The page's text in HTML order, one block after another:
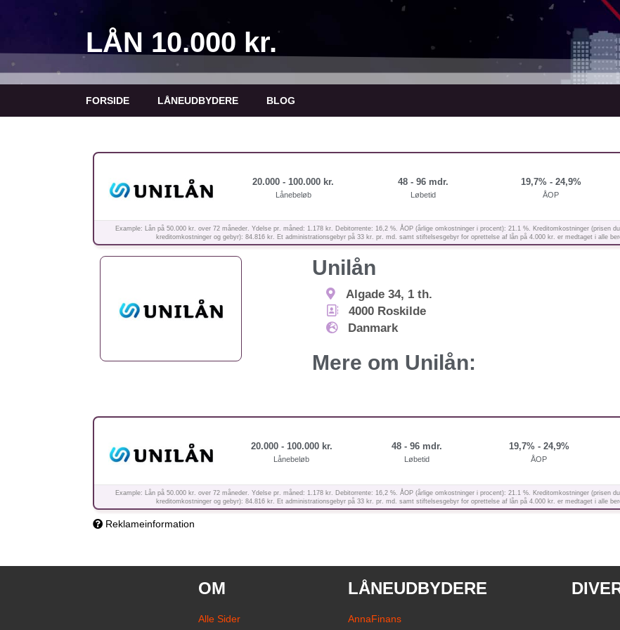
LÅN 10.000 kr.
FORSIDE LÅNEUDBYDERE BLOG
20.000 - 100.000 kr.
Lånebeløb
48 - 96 mdr.
Løbetid
19,7% - 24,9%
ÅOP
Example: Lån på 50.000 kr. over 72 måneder. Ydelse pr. måned: 1.178 kr. Debitorrente: 16,2 %. ÅOP (årlige omkostninger i procent): 21.1 %. Kreditomkostninger (prisen
kreditomkostninger og gebyr): 84.816 kr. Et administrationsgebyr på 33 kr. pr. md. samt stiftelsesgebyr for oprettelse af lån på 4.000 kr. er medtaget i alle
Unilån
Algade 34, 1 th.
4000 Roskilde
Danmark
Mere om Unilån:
20.000 - 100.000 kr.
Lånebeløb
48 - 96 mdr.
Løbetid
19,7% - 24,9%
ÅOP
Example: Lån på 50.000 kr. over 72 måneder. Ydelse pr. måned: 1.178 kr. Debitorrente: 16,2 %. ÅOP (årlige omkostninger i procent): 21.1 %. Kreditomkostninger (prisen
kreditomkostninger og gebyr): 84.816 kr. Et administrationsgebyr på 33 kr. pr. md. samt stiftelsesgebyr for oprettelse af lån på 4.000 kr. er medtaget i alle
Reklameinformation
OM
Alle Sider
LÅNEUDBYDERE
AnnaFinans